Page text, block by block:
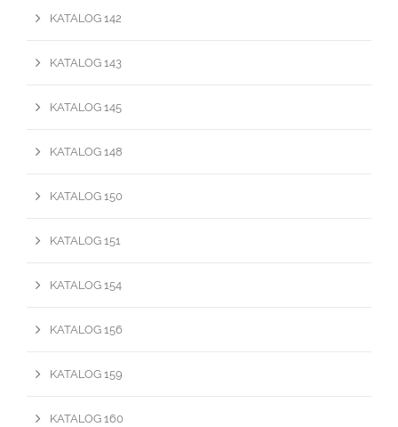
KATALOG 142
KATALOG 143
KATALOG 145
KATALOG 148
KATALOG 150
KATALOG 151
KATALOG 154
KATALOG 156
KATALOG 159
KATALOG 160